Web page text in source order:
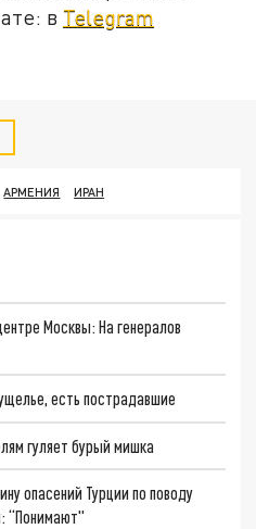
в Telegram
АРМЕНИЯ ИРАН
Москвы: На генералов
есть пострадавшие
гуляет бурый мишка
опасений Турции по поводу
“Понимают"